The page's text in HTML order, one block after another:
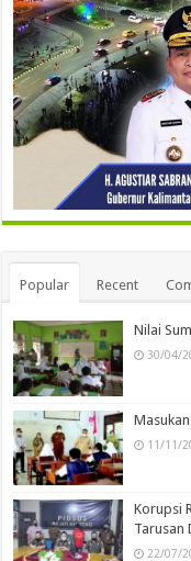
Popular Recent
Nilai
30/04/
11/11/
Korupsi
Tarusan
22/07/